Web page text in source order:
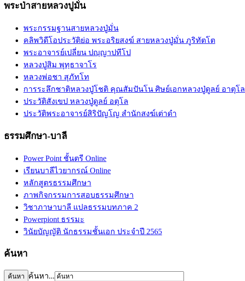
พระป่าสายหลวงปูมั่น
พระกรรมฐานสายหลวงปู่มั่น
คลิพวิดีโอประวัติย่อ พระอริยสงฆ์ สายหลวงปู่มั่น ภูริทัตโต
พระอาจารย์เปลี่ยน ปญฺญาปทีโป
หลวงปู่สิม พุทฺธาจาโร
หลวงพ่อชา สุภัทโท
การระลึกชาติหลวงปู่โชติ คุณสัมปันโน ศิษย์เอกหลวงปู่ดูลย์ อาตุโล
ประวัติสังเขป หลวงปู่ดูลย์ อตุโล
ประวัติ​พระ​อาจารย์​สิริ​ปัญโญ​ สำนัก​สงฆ์​เต่าดำ​
ธรรมศึกษา-บาลี
Power Point ชั้นตรี Online
เรียนบาลีไวยากรณ์ Online
หลักสูตรธรรมศึกษา
ภาพกิจกรรมการสอบธรรมศึกษา
วิชาภาษาบาลี แปลธรรมบทภาค 2
Powerpiont ธรรมะ
วินัยบัญญัติ นักธรรมชั้นเอก ประจำปี 2565
ค้นหา
ค้นหา...